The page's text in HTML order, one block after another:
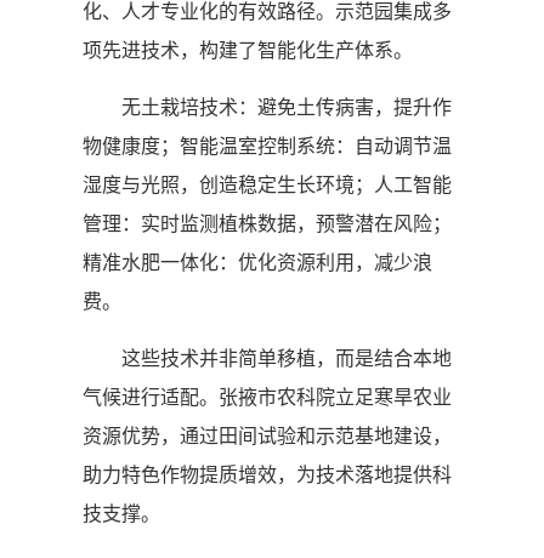
化、人才专业化的有效路径。示范园集成多
项先进技术，构建了智能化生产体系。
无土栽培技术：避免土传病害，提升作
物健康度；智能温室控制系统：自动调节温
湿度与光照，创造稳定生长环境；人工智能
管理：实时监测植株数据，预警潜在风险；
精准水肥一体化：优化资源利用，减少浪
费。
这些技术并非简单移植，而是结合本地
气候进行适配。张掖市农科院立足寒旱农业
资源优势，通过田间试验和示范基地建设，
助力特色作物提质增效，为技术落地提供科
技支撑。